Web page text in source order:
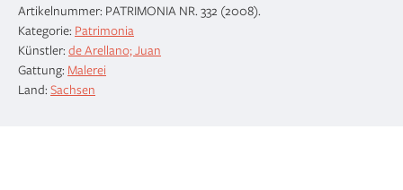
Artikelnummer: PATRIMONIA NR. 332 (2008).
Kategorie: Patrimonia
Künstler: de Arellano; Juan
Gattung: Malerei
Land: Sachsen